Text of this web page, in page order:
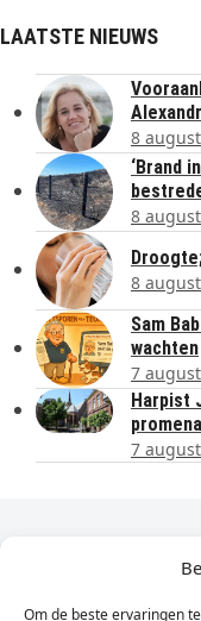
Om de beste ervaringen
LAATSTE NIEUWS
8
‘Brand
8
8
Sam
wachten
7
Harpist
7
Dagelijks het